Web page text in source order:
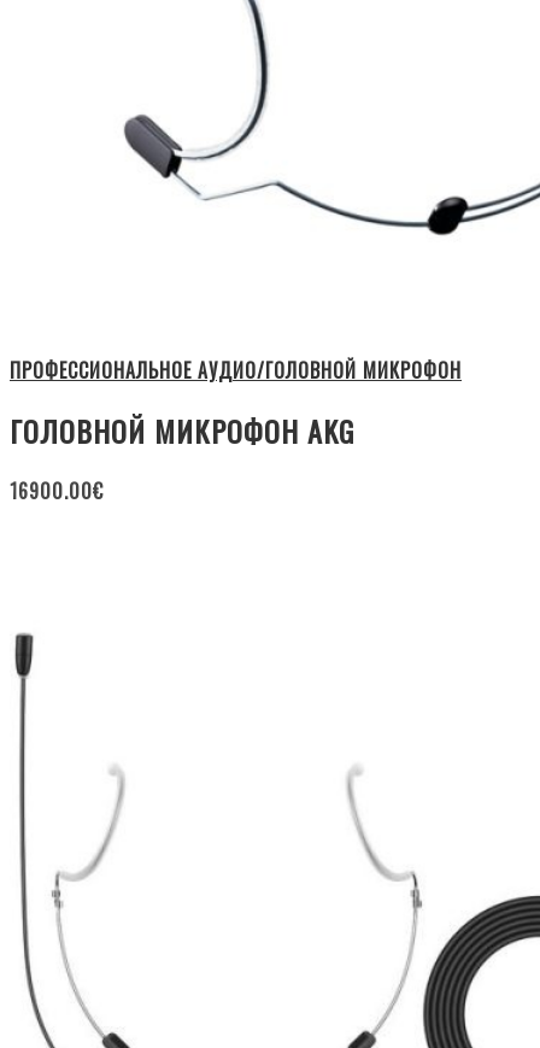
ПРОФЕССИОНАЛЬНОЕ АУДИО/ГОЛОВНОЙ МИКРОФОН
ГОЛОВНОЙ МИКРОФОН AKG
16900.00€